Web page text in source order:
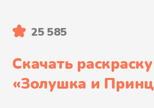
25 585
Скачать раскраску
«Золушка и Принц